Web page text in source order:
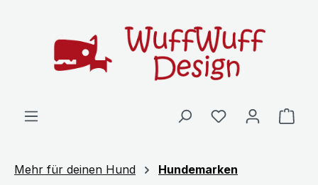
Mehr für deinen Hund Hundemarken